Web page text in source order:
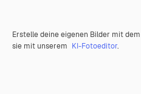
Erstelle deine eigenen Bilder mit dem
sie mit unserem KI-Fotoeditor.